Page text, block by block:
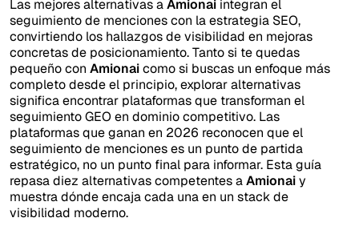
Las mejores alternativas aAmionai integran el
seguimiento de menciones con la estrategia SEO,
convirtiendo los hallazgos de visibilidad en mejoras
concretas de posicionamiento. Tanto si te quedas
pequeño con Amionaicomo si buscas un enfoque más
completo desde el principio, explorar alternativas
significa encontrar plataformas que transforman el
seguimiento GEO en dominio competitivo. Las
plataformas que ganan en 2026 reconocen que el
seguimiento de menciones es un punto de partida
estratégico, no un punto final para informar. Esta guía
repasa diez alternativas competentes aAmionaiy
muestra dónde encaja cada una en un stack de
visibilidad moderno.